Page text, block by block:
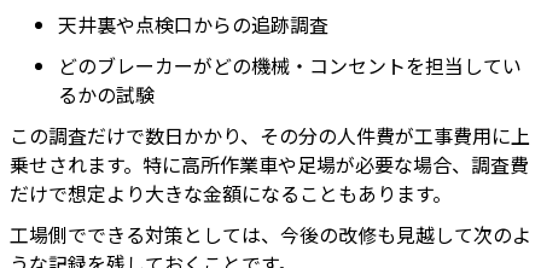
天井裏や点検口からの追跡調査
どのブレーカーがどの機械・コンセントを担当してい
るかの試験
この調査だけで数日かかり、その分の人件費が工事費用に上
乗せされます。特に高所作業車や足場が必要な場合、調査費
だけで想定より大きな金額になることもあります。
工場側でできる対策としては、今後の改修も見越して次のよ